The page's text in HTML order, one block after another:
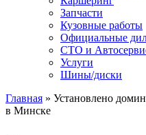
Запчасти
Кузовные работы
Официальные
СТО и
Услуги
Шины/диски
Главная » Установлено
в Минске